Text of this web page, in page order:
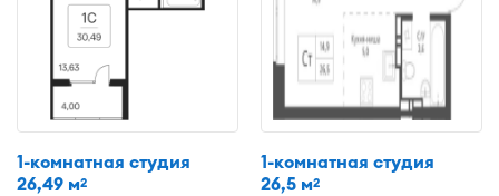
1-комнатная студия
26,49 м2
1-комнатная студия
26,5 м2